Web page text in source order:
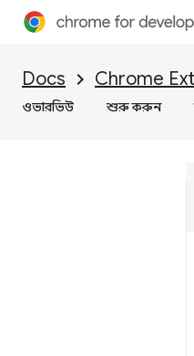
Docs Chrome
ওভারভিউ শুরু করুন